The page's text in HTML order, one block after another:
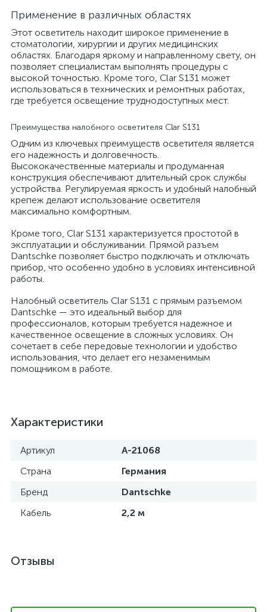
Применение в различных областях
Этот осветитель находит широкое применение в
стоматологии, хирургии и других медицинских
областях. Благодаря яркому и направленному свету, он
позволяет специалистам выполнять процедуры с
высокой точностью. Кроме того, Clar S131 может
использоваться в технических и ремонтных работах,
где требуется освещение труднодоступных мест.
Преимущества налобного осветителя Clar S131
Одним из ключевых преимуществ осветителя является
его надежность и долговечность.
Высококачественные материалы и продуманная
конструкция обеспечивают длительный срок службы
устройства. Регулируемая яркость и удобный налобный
крепеж делают использование осветителя
максимально комфортным.
Кроме того, Clar S131 характеризуется простотой в
эксплуатации и обслуживании. Прямой разъем
Dantschke позволяет быстро подключать и отключать
прибор, что особенно удобно в условиях интенсивной
работы.
Налобный осветитель Clar S131 с прямым разъемом
Dantschke — это идеальный выбор для
профессионалов, которым требуется надежное и
качественное освещение в сложных условиях. Он
сочетает в себе передовые технологии и удобство
использования, что делает его незаменимым
помощником в работе.
Характеристики
Артикул
A-21068
Страна
Германия
Бренд
Dantschke
Кабель
2,2 м
Отзывы